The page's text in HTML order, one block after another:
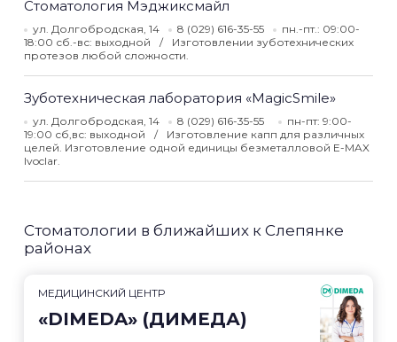
Стоматология Мэджиксмайл
ул. Долгобродская, 14 8 (029) 616-35-55
пн.-пт.: 09:00-
18:00 сб.-вс: выходной
Изготовлении зуботехнических
протезов любой сложности.
Зуботехническая лаборатория «MagicSmile»
ул. Долгобродская, 14 8 (029) 616-35-55
пн-пт: 9:00-
19:00 сб,вс: выходной
Изготовление капп для различных
целей. Изготовление одной единицы безметалловой E-MAX
Ivoclar.
Стоматологии в ближайших к Слепянке
районах
МЕДИЦИНСКИЙ ЦЕНТР
«DIMEDA» (ДИМЕДА)